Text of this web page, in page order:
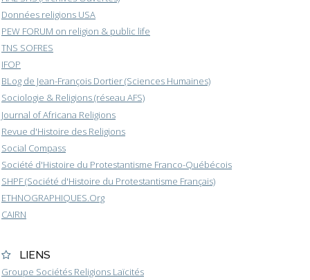
Données religions USA
PEW FORUM on religion & public life
TNS SOFRES
IFOP
BLog de Jean-François Dortier (Sciences Humaines)
Sociologie & Religions (réseau AFS)
Journal of Africana Religions
Revue d'Histoire des Religions
Social Compass
Société d'Histoire du Protestantisme Franco-Québécois
SHPF (Société d'Histoire du Protestantisme Français)
ETHNOGRAPHIQUES.Org
CAIRN
LIENS
Groupe Sociétés Religions Laïcités